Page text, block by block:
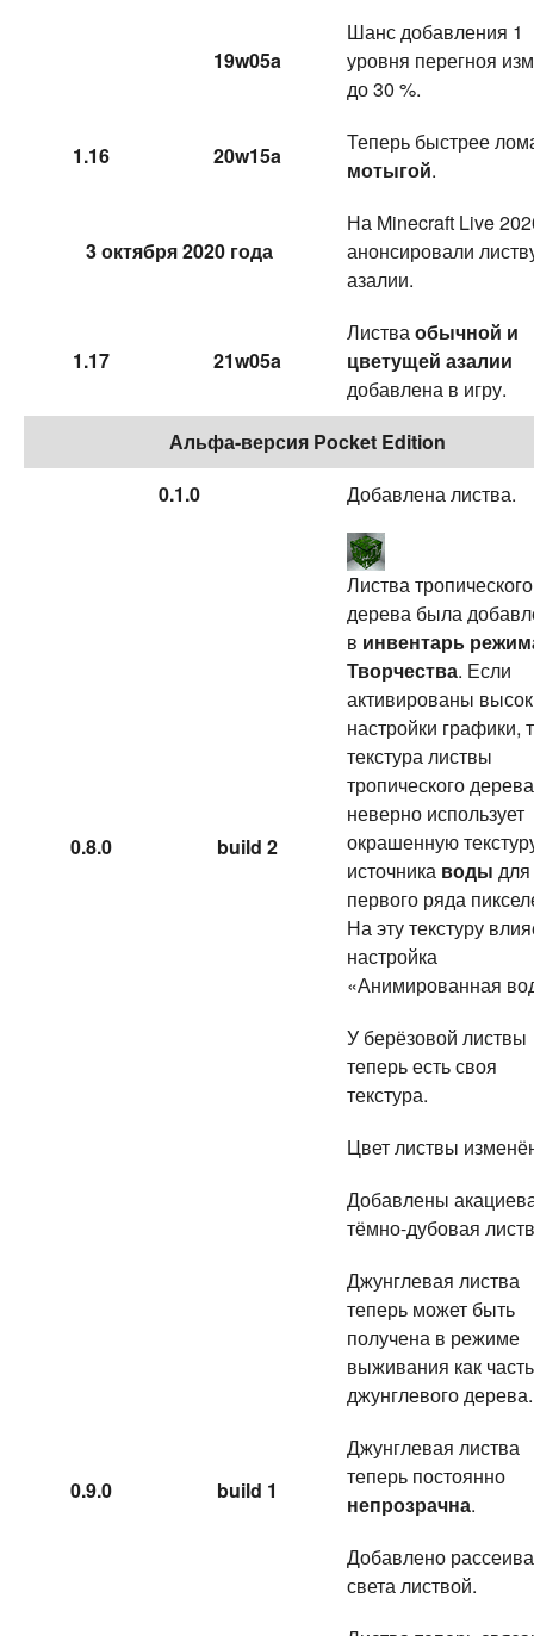
19w05a
Шанс добавления 1
уровня перегноя
до 30 %.
1.16 20w15a
Теперь быстрее
мотыгой.
3 октября 2020 года
На Minecraft Live
анонсировали
азалии.
1.17 21w05a
Листваобычной и
цветущей азалии
добавлена в игру.
Альфа-версия Pocket Edition
0.1.0
Добавлена листва.
0.8.0 build 2
Листва тропического
дерева была
в инвентарь
Творчества. Если
активированы
настройки графики,
текстура листвы
тропического дерева
неверно использует
окрашенную
источника воды для
первого ряда
На эту текстуру
настройка
«Анимированная
У берёзовой листвы
теперь есть своя
текстура.
Цвет листвы
0.9.0 build 1
Добавлены
тёмно-дубовая
Джунглевая листва
теперь может быть
получена в режиме
выживания как часть
джунглевого дерева.
Джунглевая листва
теперь постоянно
непрозрачна.
Добавлено
света листвой.